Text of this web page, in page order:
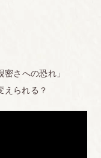
さへの恐れ」
られる？